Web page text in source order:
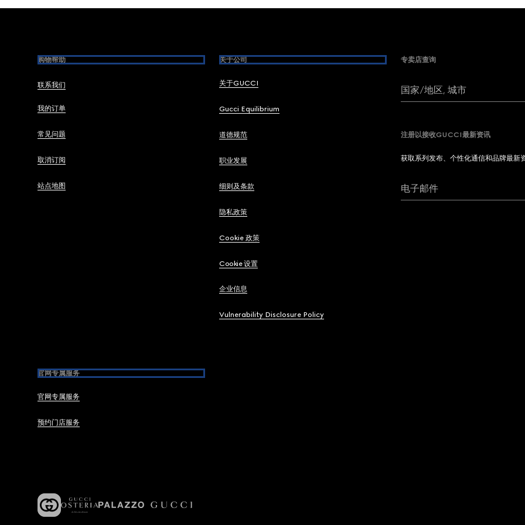
购物帮助
联系我们
我的订单
常见问题
取消订阅
站点地图
关于公司
关于GUCCI
Gucci Equilibrium
道德规范
职业发展
细则及条款
隐私政策
Cookie 政策
Cookie 设置
企业信息
Vulnerability Disclosure Policy
官网专属服务
官网专属服务
预约门店服务
专卖店查询
国家/地区, 城市
注册以接收GUCCI最新资讯
获取系列发布、个性化通信和品牌最新
电子邮件